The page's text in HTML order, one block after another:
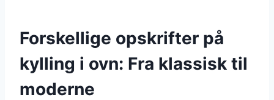
Forskellige opskrifter på
kylling i ovn: Fra klassisk til
moderne